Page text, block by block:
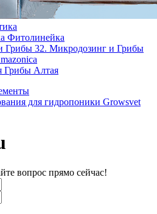
Фитолинейка
32. Микродозинг и Грибы
Грибы Алтая
для гидропоники Growsvet
вопрос прямо сейчас!